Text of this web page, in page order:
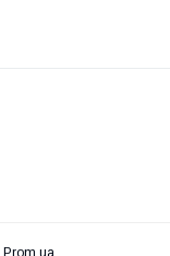
Prom.ua